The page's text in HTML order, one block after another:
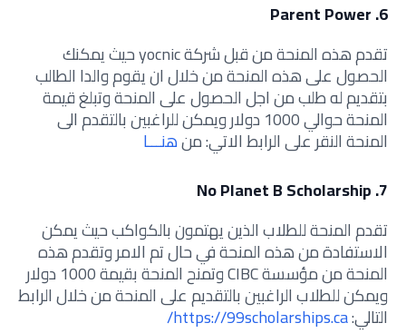
6. Parent Power
تقدم هذه المنحة من قبل شركة yocnic حيث يمكنك
الحصول على هذه المنحة من خلال ان يقوم والدا الطالب
بتقديم له طلب من اجل الحصول على المنحة وتبلغ قيمة
المنحة حوالي 1000 دولار ويمكن للراغبين بالتقدم الى
المنحة النقر على الرابط الاتي: منهنـــا
7. No Planet B Scholarship
تقدم المنحة للطلاب الذين يهتمون بالكواكب حيث يمكن
الاستفادة من هذه المنحة في حال تم الامر وتقدم هذه
المنحة من مؤسسة CIBC وتمنح المنحة بقيمة 1000 دولار
ويمكن للطلاب الراغبين بالتقديم على المنحة من خلال الرابط
التالي:https://99scholarships.ca/